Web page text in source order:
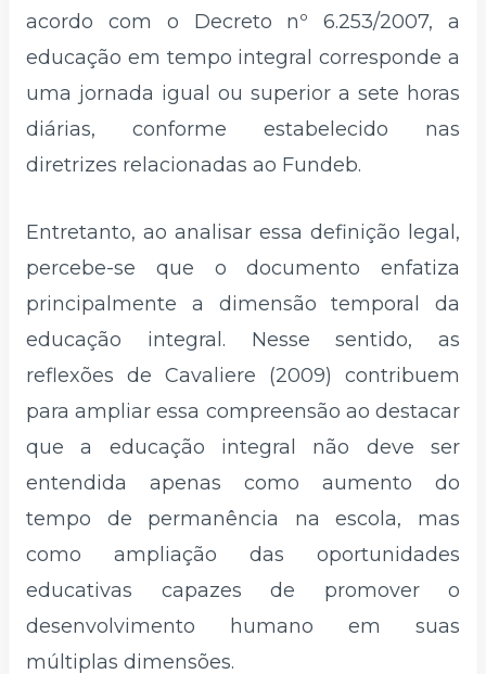
acordo com o Decreto nº 6.253/2007, a
educação em tempo integral corresponde a
uma jornada igual ou superior a sete horas
diárias, conforme estabelecido nas
diretrizes relacionadas ao Fundeb.
Entretanto, ao analisar essa definição legal,
percebe-se que o documento enfatiza
principalmente a dimensão temporal da
educação integral. Nesse sentido, as
reflexões de Cavaliere (2009) contribuem
para ampliar essa compreensão ao destacar
que a educação integral não deve ser
entendida apenas como aumento do
tempo de permanência na escola, mas
como ampliação das oportunidades
educativas capazes de promover o
desenvolvimento humano em suas
múltiplas dimensões.